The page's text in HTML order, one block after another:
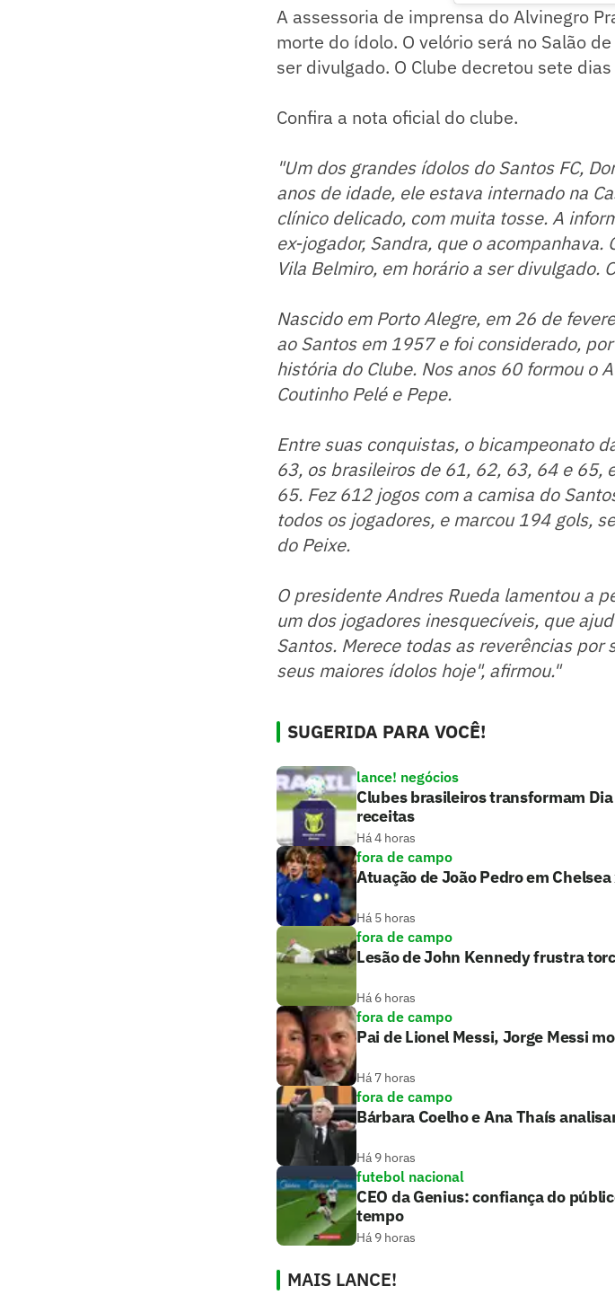
A assessoria de imprensa do Alvinegro
morte do ídolo. O velório será no Salão
ser divulgado. O Clube decretou sete
Confira a nota oficial do clube.
"Um dos grandes ídolos do Santos FC,
anos de idade, ele estava internado na
clínico delicado, com muita tosse. A
ex-jogador, Sandra, que o
Vila Belmiro, em horário a ser divulgado.
Nascido em Porto Alegre, em 26 de
ao Santos em 1957 e foi considerado,
história do Clube. Nos anos 60 formou o
Coutinho Pelé e Pepe.
Entre suas conquistas, o bicampeonato
63, os brasileiros de 61, 62, 63, 64 e 65,
65. Fez 612 jogos com a camisa do
todos os jogadores, e marcou 194 gols,
do Peixe.
O presidente Andres Rueda lamentou a
um dos jogadores inesquecíveis, que
Santos. Merece todas as reverências
seus maiores ídolos hoje", afirmou."
SUGERIDA PARA VOCÊ!
lance! negócios
Clubes brasileiros transformam
receitas
Há 4 horas
fora de campo
Atuação de João Pedro em
Há 5 horas
fora de campo
Lesão de John Kennedy frustra
Há 6 horas
fora de campo
Pai de Lionel Messi, Jorge Messi
Há 7 horas
fora de campo
Bárbara Coelho e Ana Thaís
Há 9 horas
futebol nacional
CEO da Genius: confiança do
tempo
Há 9 horas
MAIS LANCE!